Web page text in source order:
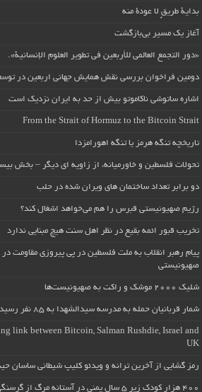
بداية طريقٍ لا عودة منه
آغاز یک مسیر بی‌بازگشت
«دور التجمع العالمي للأربعين في تطوير العلوم الإنسانية».
دومین فراخوان بررسی نقش همایش جهانی اربعین در
اشاره ساتوشی ناکاموتو بیش از حد به ایران نزدیک است
From the Strait of Hormuz to the Bitcoin Strait
تاریخچه تنگه هرمز یا تنگه اهورامزدا
تحولات فلسطین و خاورمیانه، از زاویه ای دیگر – بخش
دو برابر تعداد ساختمان های ویران شده در حلب
رژیم صهیونیستی قبرس را هم می‌خواهد اشغال کند؟
تخریب قبور ائمه بقیع در نظر اهل سنت هیچ مبنایی ندارد
پیام رهبر انقلاب به ملت فلسطین در پی پیروزی مقاومت
صهیونیستی
شلیک ۲۰۰۰ موشک و راکت به صهیونیست‌ها
شمار قربانیان حمله به مدرسه سیدالشهدا به ۸۵ نفر رسید
link between Bitcoin, Salman Rushdie, Israel and
UK
رمز گشایی از آخرین ترانه و ویدئو کلیپ شیطانی ساسان
۴۰۰ هزار کودک زیر ۵ سال یمنی در آستانه مرگ از گرسنگی